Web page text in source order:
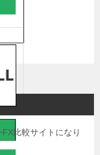
比較サイトになり